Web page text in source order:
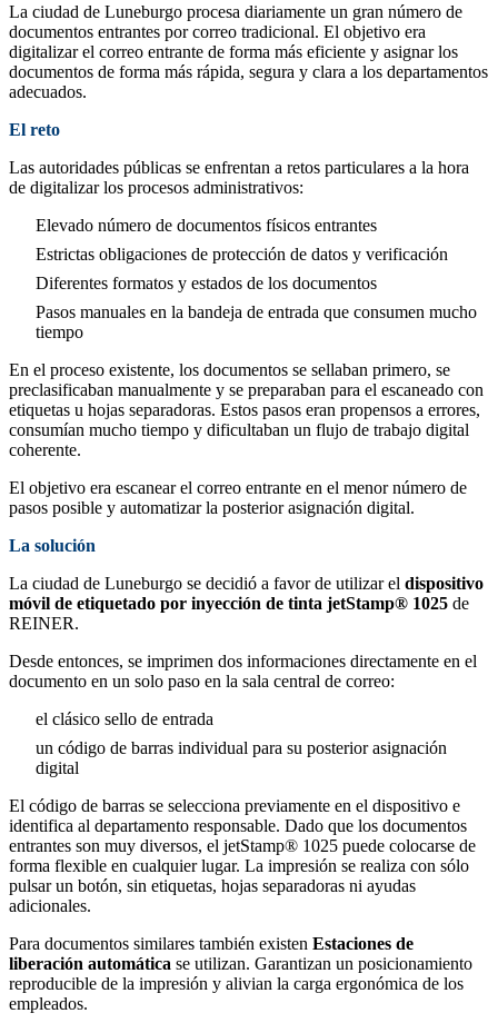
La ciudad de Luneburgo procesa diariamente un gran número de
documentos entrantes por correo tradicional. El objetivo era
digitalizar el correo entrante de forma más eficiente y asignar los
documentos de forma más rápida, segura y clara a los departamentos
adecuados.
El reto
Las autoridades públicas se enfrentan a retos particulares a la hora
de digitalizar los procesos administrativos:
Elevado número de documentos físicos entrantes
Estrictas obligaciones de protección de datos y verificación
Diferentes formatos y estados de los documentos
Pasos manuales en la bandeja de entrada que consumen mucho
tiempo
En el proceso existente, los documentos se sellaban primero, se
preclasificaban manualmente y se preparaban para el escaneado con
etiquetas u hojas separadoras. Estos pasos eran propensos a errores,
consumían mucho tiempo y dificultaban un flujo de trabajo digital
coherente.
El objetivo era escanear el correo entrante en el menor número de
pasos posible y automatizar la posterior asignación digital.
La solución
La ciudad de Luneburgo se decidió a favor de utilizar el dispositivo
móvil de etiquetado por inyección de tinta jetStamp® 1025 de
REINER.
Desde entonces, se imprimen dos informaciones directamente en el
documento en un solo paso en la sala central de correo:
el clásico sello de entrada
un código de barras individual para su posterior asignación
digital
El código de barras se selecciona previamente en el dispositivo e
identifica al departamento responsable. Dado que los documentos
entrantes son muy diversos, el jetStamp® 1025 puede colocarse de
forma flexible en cualquier lugar. La impresión se realiza con sólo
pulsar un botón, sin etiquetas, hojas separadoras ni ayudas
adicionales.
Para documentos similares también existen Estaciones de
liberación automática se utilizan. Garantizan un posicionamiento
reproducible de la impresión y alivian la carga ergonómica de los
empleados.